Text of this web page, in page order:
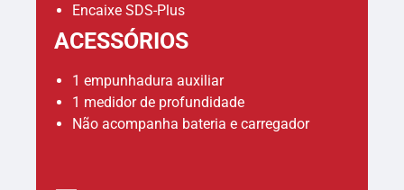
Encaixe SDS-Plus
ACESSÓRIOS
1 empunhadura auxiliar
1 medidor de profundidade
Não acompanha bateria e carregador